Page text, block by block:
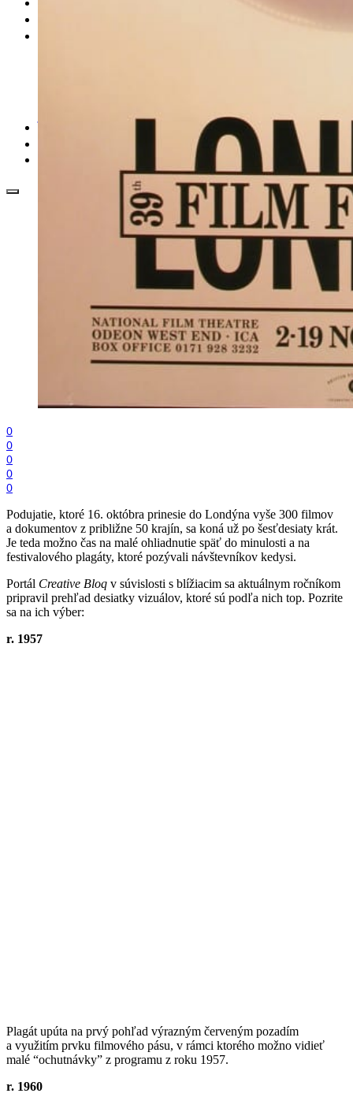
zaslať súbor do rubriky Od detepákov
0
0
0
0
0
Podujatie, ktoré 16. októbra prinesie do Londýna vyše 300 filmov
a dokumentov z približne 50 krajín, sa koná už po šesťdesiaty krát.
Je teda možno čas na malé ohliadnutie späť do minulosti a na
festivalového plagáty, ktoré pozývali návštevníkov kedysi.
Portál Creative Bloq v súvislosti s blížiacim sa aktuálnym ročníkom
pripravil prehľad desiatky vizuálov, ktoré sú podľa nich top. Pozrite
sa na ich výber:
r. 1957
Plagát upúta na prvý pohľad výrazným červeným pozadím
a využitím prvku filmového pásu, v rámci ktorého možno vidieť
malé “ochutnávky” z programu z roku 1957.
r. 1960